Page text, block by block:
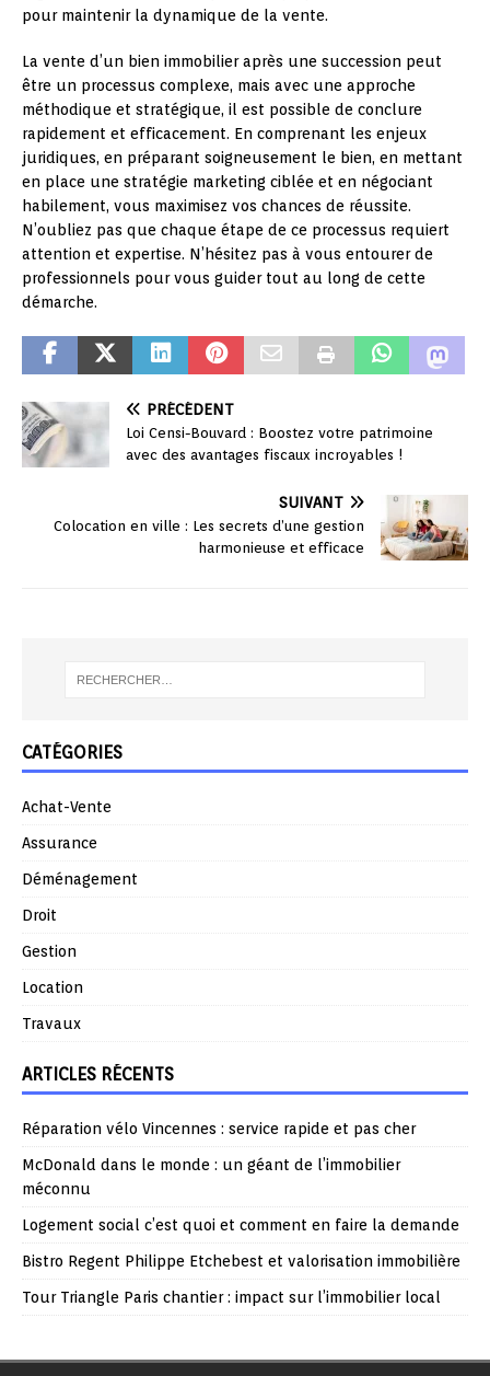
pour maintenir la dynamique de la vente.
La vente d’un bien immobilier après une succession peut
être un processus complexe, mais avec une approche
méthodique et stratégique, il est possible de conclure
rapidement et efficacement. En comprenant les enjeux
juridiques, en préparant soigneusement le bien, en mettant
en place une stratégie marketing ciblée et en négociant
habilement, vous maximisez vos chances de réussite.
N’oubliez pas que chaque étape de ce processus requiert
attention et expertise. N’hésitez pas à vous entourer de
professionnels pour vous guider tout au long de cette
démarche.
PRÉCÉDENT
Loi Censi-Bouvard : Boostez votre patrimoine
avec des avantages fiscaux incroyables !
SUIVANT
Colocation en ville : Les secrets d’une gestion
harmonieuse et efficace
CATÉGORIES
Achat-Vente
Assurance
Déménagement
Droit
Gestion
Location
Travaux
ARTICLES RÉCENTS
Réparation vélo Vincennes : service rapide et pas cher
McDonald dans le monde : un géant de l’immobilier
méconnu
Logement social c’est quoi et comment en faire la demande
Bistro Regent Philippe Etchebest et valorisation immobilière
Tour Triangle Paris chantier : impact sur l’immobilier local